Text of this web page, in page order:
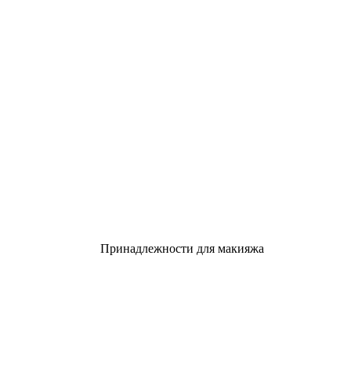
Принадлежности для макияжа